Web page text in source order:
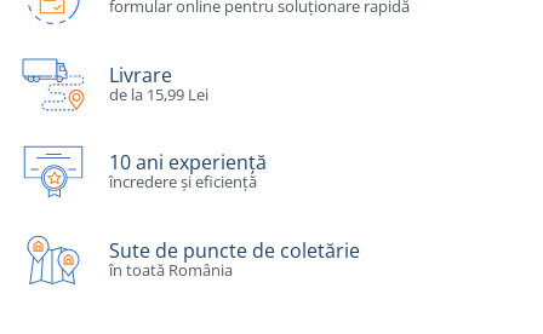
formular online pentru soluționare rapidă
Livrare
de la 15,99 Lei
10 ani experiență
încredere și eficiență
Sute de puncte de coletărie
în toată România